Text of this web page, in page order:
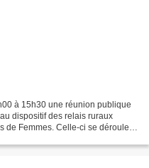
à 15h30 une réunion publique
dispositif des relais ruraux
de Femmes. Celle-ci se déroulera